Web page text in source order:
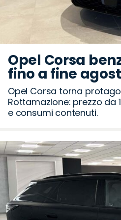
Opel Corsa
fino a fine
Opel Corsa torna
Rottamazione: prezzo da
e consumi contenuti.